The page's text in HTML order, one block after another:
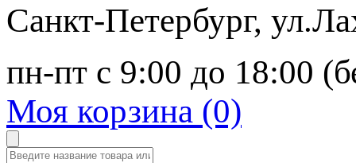
Санкт-Петербург,
пн-пт с 9:00 до 18:00
Моя корзина (0)